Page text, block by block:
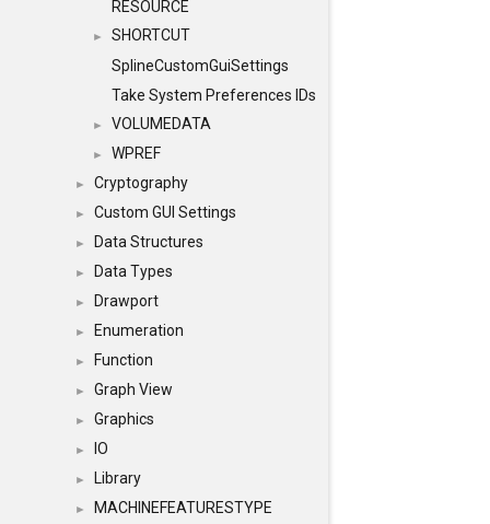
RESOURCE
►
SHORTCUT
SplineCustomGuiSettings
Take System Preferences IDs
► VOLUMEDATA
► WPREF
► Cryptography
► Custom GUI Settings
► Data Structures
► Data Types
► Drawport
► Enumeration
► Function
► Graph View
► Graphics
► IO
► Library
► MACHINEFEATURESTYPE